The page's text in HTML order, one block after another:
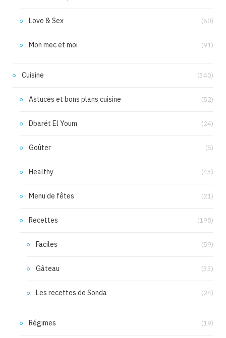
Love & Sex (60)
Mon mec et moi (91)
Cuisine (340)
Astuces et bons plans cuisine (52)
Dbarét El Youm (24)
Goûter (5)
Healthy (43)
Menu de fêtes (21)
Recettes (198)
Faciles (59)
Gâteau (33)
Les recettes de Sonda (24)
Régimes (19)